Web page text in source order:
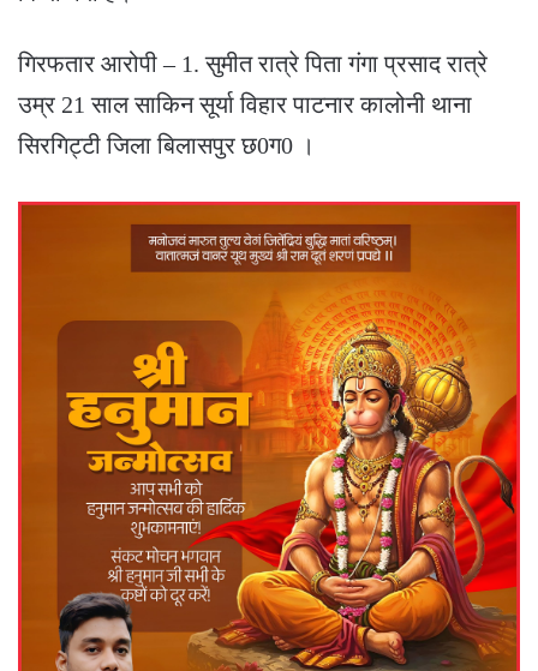
गिरफतार आरोपी – 1. सुमीत रात्रे पिता गंगा प्रसाद रात्रे
उम्र 21 साल साकिन सूर्या विहार पाटनार कालोनी थाना
सिरगिट्टी जिला बिलासपुर छ0ग0 ।